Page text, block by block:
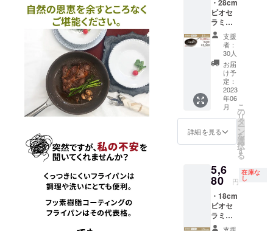
ご負担
いただ
きま
す。 以
上、ご
了承く
ださい
ませ。
ます。
※割引率
は販売
予定価
格と送
料を合
わせた
合計金
額に対
するも
ので
す。 ※
の住所
誤記載
なった
場合、
送料を
ご負担
いただ
きま
いま
す。 ※
商品の
仕様に
若干変
更が加
わる場
合があ
りま
す。 ※
天変地
異、生
産、配
送状況
れる可
能性も
ます。
※割引率
は販売
予定価
6,280円
から
15％円
OFFの
5,350円
(送料・
消費税
込み）
となり
ます。
※商品の
色合い
は、PC
の画面
て見え
ること
がござ
いま
す。 ※
商品の
仕様に
・28cm
ビオセ
ラミッ
ク・中
華鍋 1
個 ・国
内配送
料 ※お
届けは6
月末頃
を予定
してお
りま
す。 ※
一般販
売予定
料・消
費税込
み）
6,580円
から
15％円
OFFの
支援
者：
30人
お届
け予
定：
2023
年06
月
詳細を見る
こ
の
リ
タ
ー
ン
を
選
択
す
る
5,6
80 円
在庫な
し
・18cm
ビオセ
ラミッ
ク・